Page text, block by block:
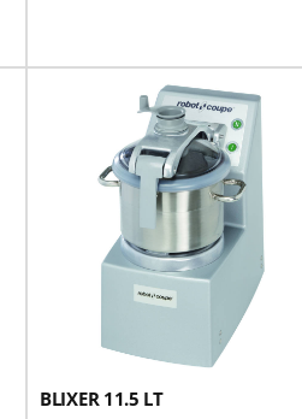
Tensiune De Alimentare: 380V/50Hz
Motor Cu Inductie: Sistem Magnetic De
Siguranta Si Frana De Motor
Contine: Bol Din Otel Inoxidabil
Detasabil; Capac Sigilat Echipat Cu Un
Bol Si O Razatoare; Bol Cu Capacitate
Mare Pentru Lichide;cutit Cu Lama
Zimtata Fin.
Greutate: 26 Kg
BLIXER 11.5 LT